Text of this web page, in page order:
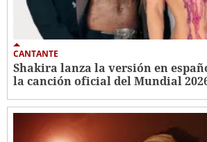
CANTANTE
Shakira lanza la versión en
la canción oficial del Mundial